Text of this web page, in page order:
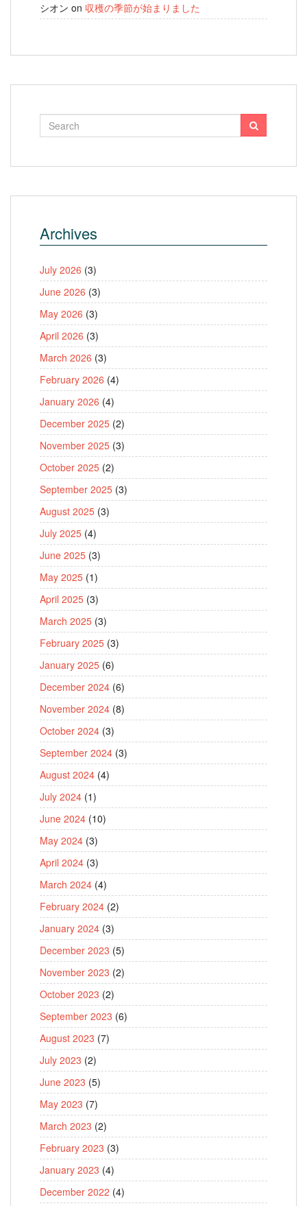
シオン on 収穫の季節が始まりました
Archives
July 2026 (3)
June 2026 (3)
May 2026 (3)
April 2026 (3)
March 2026 (3)
February 2026 (4)
January 2026 (4)
December 2025 (2)
November 2025 (3)
October 2025 (2)
September 2025 (3)
August 2025 (3)
July 2025 (4)
June 2025 (3)
May 2025 (1)
April 2025 (3)
March 2025 (3)
February 2025 (3)
January 2025 (6)
December 2024 (6)
November 2024 (8)
October 2024 (3)
September 2024 (3)
August 2024 (4)
July 2024 (1)
June 2024 (10)
May 2024 (3)
April 2024 (3)
March 2024 (4)
February 2024 (2)
January 2024 (3)
December 2023 (5)
November 2023 (2)
October 2023 (2)
September 2023 (6)
August 2023 (7)
July 2023 (2)
June 2023 (5)
May 2023 (7)
March 2023 (2)
February 2023 (3)
January 2023 (4)
December 2022 (4)